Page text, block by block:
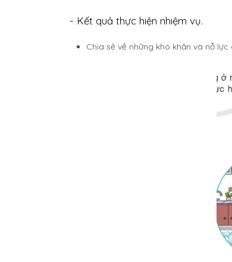
- Kết quả thực hiện nhiệm vụ.
Chia sẻ về những khó khăn và nỗ